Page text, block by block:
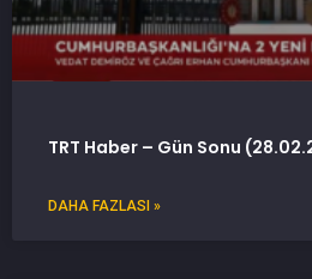
TRT Haber – Gün Sonu
DAHA FAZLASI »